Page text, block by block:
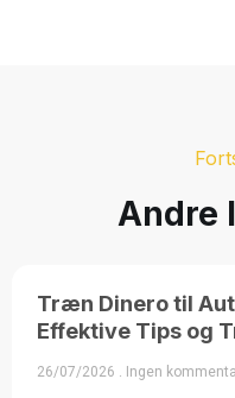
Andre
Træn Dinero til
Effektive Tips og
26/07/2026 Ingen